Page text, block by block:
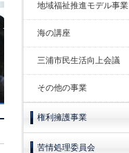
地域福祉推進モデル事業
海の講座
三浦市民生活向上会議
その他の事業
権利擁護事業
苦情処理委員会